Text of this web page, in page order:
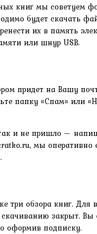
книг мы советуем
будет скачать
их в память
или шнур USB.
придет на Вашу
папку «Спам» или
и не пришло —
мы оперативно
три обзора книг. Для
закрыт. Вы
оформив подписку.